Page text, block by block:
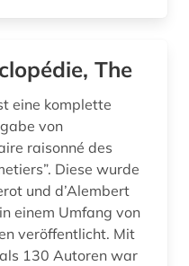
The
eine komplette
von
raisonné des
Diese wurde
und d’Alembert
einem Umfang von
veröffentlicht. Mit
130 Autoren war